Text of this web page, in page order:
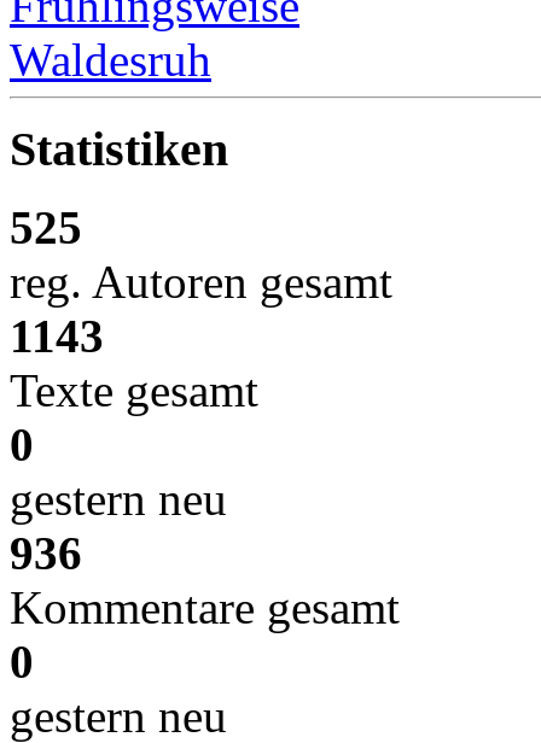
Waldesruh
Statistiken
525
reg. Autoren gesamt
1143
Texte gesamt
0
gestern neu
936
Kommentare gesamt
0
gestern neu